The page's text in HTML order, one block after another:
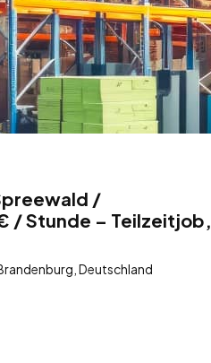
/
/ Stunde – Teilzeitjob,
Deutschland